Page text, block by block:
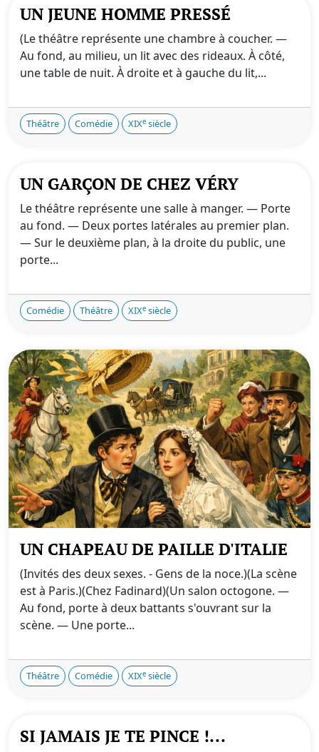
UN JEUNE HOMME PRESSÉ
(Le théâtre représente une chambre à coucher. —
Au fond, au milieu, un lit avec des rideaux. À côté,
une table de nuit. À droite et à gauche du lit,...
Théâtre Comédie XIXe siècle
UN GARÇON DE CHEZ VÉRY
Le théâtre représente une salle à manger. — Porte
au fond. — Deux portes latérales au premier plan.
— Sur le deuxième plan, à la droite du public, une
porte...
Comédie Théâtre XIXe siècle
UN CHAPEAU DE PAILLE D'ITALIE
(Invités des deux sexes. - Gens de la noce.)(La scène
est à Paris.)(Chez Fadinard)(Un salon octogone. —
Au fond, porte à deux battants s'ouvrant sur la
scène. — Une porte...
Théâtre Comédie XIXe siècle
SI JAMAIS JE TE PINCE !...